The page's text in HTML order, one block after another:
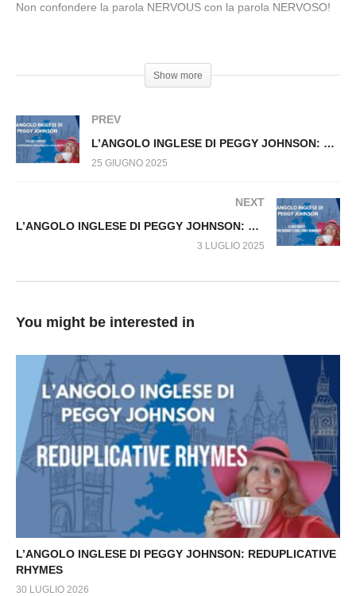
Non confondere la parola NERVOUS con la parola NERVOSO!
Show more
PREV
L’ANGOLO INGLESE DI PEGGY JOHNSON: Non confondere Educato con Educated
25 GIUGNO 2025
NEXT
L’ANGOLO INGLESE DI PEGGY JOHNSON: Si dice noisy? Oppure boring? E cosa sono I rumours?
3 LUGLIO 2025
You might be interested in
L’ANGOLO INGLESE DI PEGGY JOHNSON: REDUPLICATIVE
RHYMES
30 LUGLIO 2026